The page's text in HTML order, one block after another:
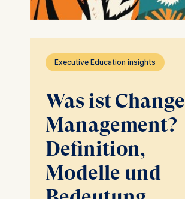
Executive Education insights
Was ist Change
Management?
Definition,
Modelle und